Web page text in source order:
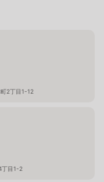
2丁目1-12
丁目1-2